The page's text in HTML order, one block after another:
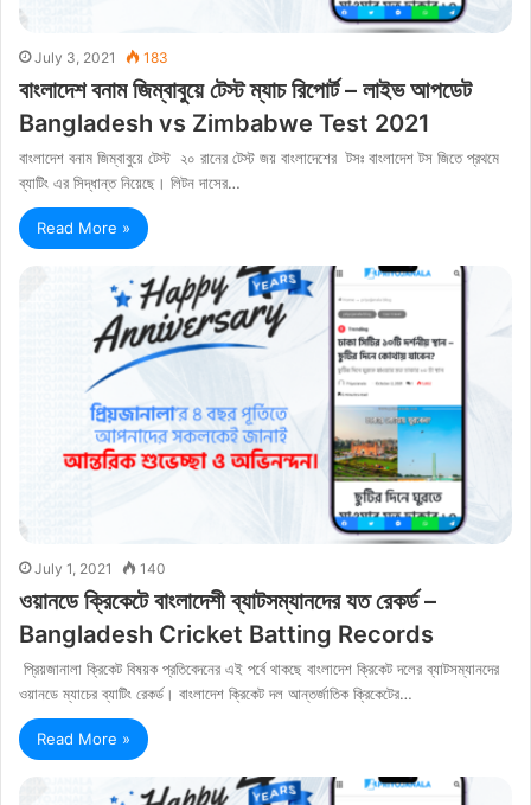
July 3, 2021 183
বাংলাদেশ বনাম জিম্বাবুয়ে টেস্ট ম্যাচ রিপোর্ট – লাইভ আপডেট
Bangladesh vs Zimbabwe Test 2021
বাংলাদেশ বনাম জিম্বাবুয়ে টেস্ট ২০ রানের টেস্ট জয় বাংলাদেশের টসঃ বাংলাদেশ টস জিতে প্রথমে
ব্যাটিং এর সিদ্ধান্ত নিয়েছে। লিটন দাসের…
Read More »
July 1, 2021 140
ওয়ানডে ক্রিকেটে বাংলাদেশী ব্যাটসম্যানদের যত রেকর্ড –
Bangladesh Cricket Batting Records
প্রিয়জানালা ক্রিকেট বিষয়ক প্রতিবেদনের এই পর্বে থাকছে বাংলাদেশ ক্রিকেট দলের ব্যাটসম্যানদের
ওয়ানডে ম্যাচের ব্যাটিং রেকর্ড। বাংলাদেশ ক্রিকেট দল আন্তর্জাতিক ক্রিকেটের…
Read More »